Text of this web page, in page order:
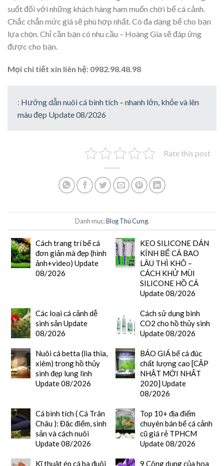
suốt đối với những khách hàng ham muốn chơi bể cá cảnh.
Chắc chắn mức giá sẽ phù hợp nhất. Có đa dạng bể cho bạn
lựa chọn. Chỉ cần bạn có nhu cầu – Hoàng Gia sẽ đáp ứng
được cho bạn.
Mọi chi tiết xin liên hệ: 0982.98.48.98
: Hướng dẫn nuôi cá bình tích – nhanh lớn, khỏe và lên
màu đẹp Update 08/2026
Rate this post
Danh mục:Blog Thú Cưng.
Cách trang trí bể cá
đơn giản mà đẹp (hình
ảnh+video) Update
08/2026
KEO SILICONE DÁN
KÍNH BỂ CÁ BAO
LÂU THÌ KHÔ –
CÁCH KHỬ MÙI
SILICONE HỒ CÁ
Update 08/2026
Các loại cá cảnh dễ
sinh sản Update
08/2026
Cách sử dụng bình
CO2 cho hồ thủy sinh
Update 08/2026
Nuôi cá betta (lia thia,
xiêm) trong hồ thủy
sinh đẹp lung linh
Update 08/2026
BÁO GIÁ bể cá đúc
chất lượng cao [CẬP
NHẬT MỚI NHẤT
2020] Update
08/2026
Cá bình tích ( Cá Trân
Châu ): Đặc điểm, sinh
sản và cách nuôi
Update 08/2026
Top 10+ địa điểm
chuyên bán bể cá cảnh
cũ giá rẻ TPHCM
Update 08/2026
Kĩ thuật ép cá ba đuôi
9 Công dụng của hoa